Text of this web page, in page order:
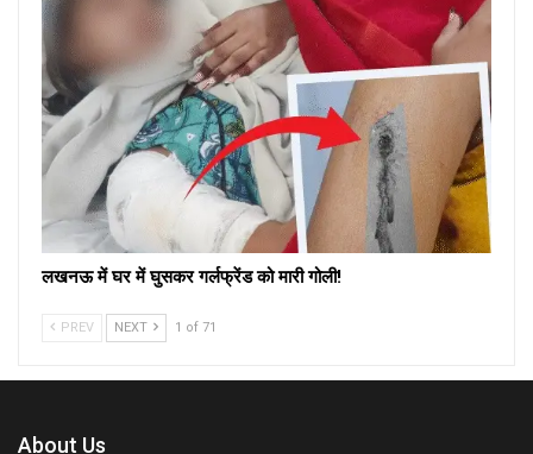
लखनऊ में घर में घुसकर गर्लफ्रेंड को मारी गोली!
PREV NEXT 1 of 71
About Us